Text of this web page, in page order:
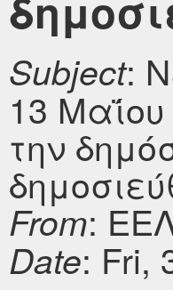
Subject:
13
την
From:
Date: Fri,